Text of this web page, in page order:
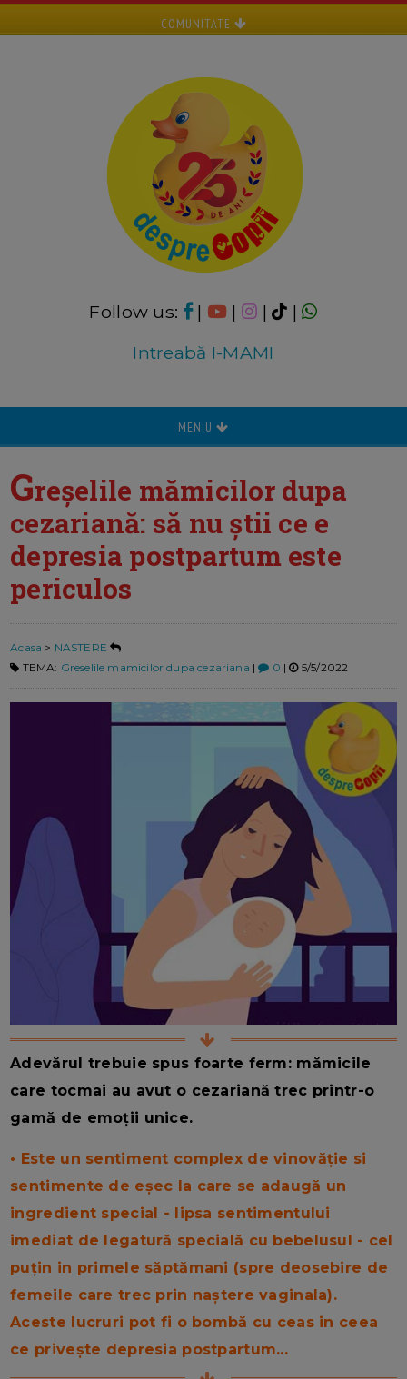
COMUNITATE
Follow us: | | |
|
Intreabă I-MAMI
MENIU
Greșelile mămicilor dupa
cezariană: să nu știi ce e
depresia postpartum este
periculos
Acasa > NASTERE
TEMA: Greselile mamicilor dupa cezariana | 0 | 5/5/2022
Adevărul trebuie spus foarte ferm: mămicile
care tocmai au avut o cezariană trec printr-o
gamă de emoții unice.
• Este un sentiment complex de vinovăție si
sentimente de eșec la care se adaugă un
ingredient special - lipsa sentimentului
imediat de legatură specială cu bebelusul - cel
puțin in primele săptămani (spre deosebire de
femeile care trec prin naștere vaginala).
Aceste lucruri pot fi o bombă cu ceas in ceea
ce privește depresia postpartum...